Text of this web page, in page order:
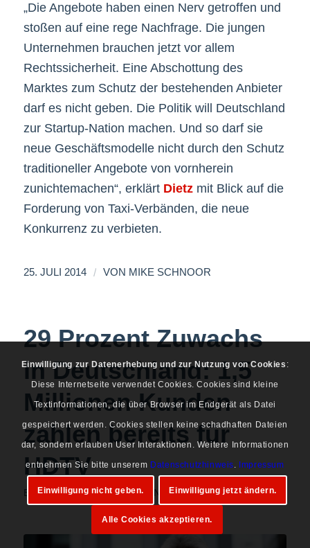
„Die Angebote haben einen Nerv getroffen und
stoßen auf eine rege Nachfrage. Die jungen
Unternehmen brauchen jetzt vor allem
Rechtssicherheit. Eine Abschottung des
Marktes zum Schutz der bestehenden Anbieter
darf es nicht geben. Die Politik will Deutschland
zur Startup-Nation machen. Und so darf sie
neue Geschäftsmodelle nicht durch den Schutz
traditioneller Angebote von vornherein
zunichtemachen“, erklärt Dietzmit Blick auf die
Forderung von Taxi-Verbänden, die neue
Konkurrenz zu verbieten.
25. JULI 2014 / VON MIKE SCHNOOR
29 Prozent Zuwachs
in Deutschland: 1,5
Millionen Kunden
zahlen bereits für
HDTV
BEWEGTBILD,DIGITAL BUSINESS,MEDIEN
Einwilligung zur Datenerhebung und zur Nutzung von Cookies :
Diese Internetseite verwendet Cookies. Cookies sind kleine
Textinformationen, die über Browser im Endgerät als Datei
gespeichert werden. Cookies stellen keine schadhaften Dateien
dar, sondern erlauben User Interaktionen. Weitere Informationen
entnehmen Sie bitte unserem Datenschutzhinweis. Impressum
Einwilligung nicht geben. Einwilligung jetzt ändern.
Alle Cookies akzeptieren.